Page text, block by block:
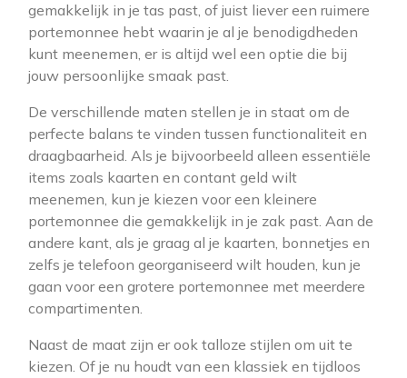
gemakkelijk in je tas past, of juist liever een ruimere
portemonnee hebt waarin je al je benodigdheden
kunt meenemen, er is altijd wel een optie die bij
jouw persoonlijke smaak past.
De verschillende maten stellen je in staat om de
perfecte balans te vinden tussen functionaliteit en
draagbaarheid. Als je bijvoorbeeld alleen essentiële
items zoals kaarten en contant geld wilt
meenemen, kun je kiezen voor een kleinere
portemonnee die gemakkelijk in je zak past. Aan de
andere kant, als je graag al je kaarten, bonnetjes en
zelfs je telefoon georganiseerd wilt houden, kun je
gaan voor een grotere portemonnee met meerdere
compartimenten.
Naast de maat zijn er ook talloze stijlen om uit te
kiezen. Of je nu houdt van een klassiek en tijdloos